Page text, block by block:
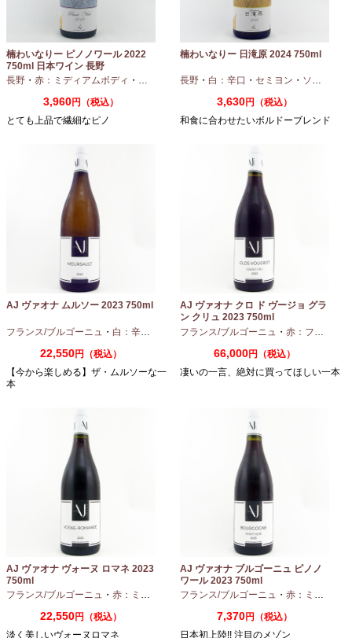
楠わいなりー ピノノワール 2022
750ml 日本ワイン 長野
長野 ・ 赤：ミディアムボディ ・ ピノノワール
3,960円（税込）
とても上品で繊細なピノ
楠わいなりー 日滝原 2024 750ml
長野 ・ 白：辛口 ・ セミヨン ・ ソーヴィニオンブラン
3,630円（税込）
和食に合わせたいボルドーブレンド
AJ ヴァオナ ムルソー 2023 750ml
フランス/ブルゴーニュ ・ 白：辛口 シャルドネ
22,550円（税込）
【今から楽しめる】ザ・ムルソーな一
本
AJ ヴァオナ クロ ド ヴージョ グラ
ン クリュ 2023 750ml
フランス/ブルゴーニュ ・ 赤：フルボディ
66,000円（税込）
凄いの一言、絶対に買ってほしい一本
AJ ヴァオナ ヴォーヌ ロマネ 2023
750ml
フランス/ブルゴーニュ ・ 赤：ミディアムボディ ・ピノノワール
22,550円（税込）
淡く美しいヴォーヌロマネ
AJ ヴァオナ ブルゴーニュ ピノノ
ワール 2023 750ml
フランス/ブルゴーニュ ・ 赤：ミディアムボディ
7,370円（税込）
日本初上陸!! 注目のメゾン